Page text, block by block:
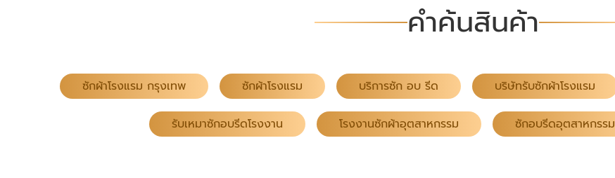
ประเภท ในราคาเป็นกันเอง มี
บริการส่งรถไปรับผ้าและส่งผ้า
049-6819 Facebook คลิก
คำค้นสินค้า
ซักผ้าโรงแรม กรุงเทพ ซักผ้าโรงแรม บริการซัก อบ รีด บริษัทรับซักผ้าโรงแรม
รับเหมาซักอบรีดโรงงาน โรงงานซักผ้าอุตสาหกรรม ซักอบรีดอุตสาหกรรม